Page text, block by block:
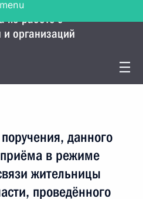
по работе с
организаций
данного
в режиме
жительницы
проведённого